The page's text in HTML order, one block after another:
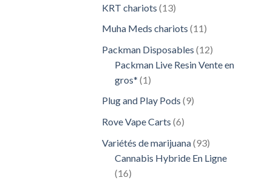
KRT chariots 1313
Muha Meds chariots 1111
Packman Disposables 1212
produits
Packman Live Resin Vente en
gros* 11
Plug and Play Pods 99
Rove Vape Carts 66
Variétés de marijuana 9393
produits
Cannabis Hybride En Ligne
1616